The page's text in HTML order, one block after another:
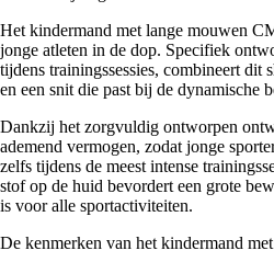
Het kindermand met lange mouwen
jonge atleten in de dop. Specifiek
tijdens trainingssessies, combineert dit
en een snit die past bij de dynamische
Dankzij het zorgvuldig ontworpen
ademend vermogen, zodat jonge
zelfs tijdens de meest intense
stof op de huid bevordert een grote
is voor alle sportactiviteiten.
De kenmerken van het kindermand